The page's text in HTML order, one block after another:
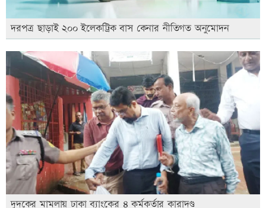
দরপত্র ছাড়াই ২০০ ইলেকট্রিক বাস কেনার নীতিগত অনুমোদন
দুদকের মামলায় ঢাকা ব্যাংকের ৪ কর্মকর্তার কারাদণ্ড